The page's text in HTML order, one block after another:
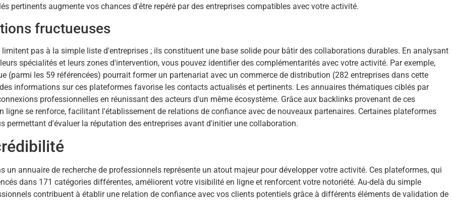
pertinents augmente vos chances d'être repéré par des entreprises compatibles avec votre activité.
fructueuses
pas à la simple liste d'entreprises ; ils constituent une base solide pour bâtir des collaborations durables. En analysant
spécialités et leurs zones d'intervention, vous pouvez identifier des complémentarités avec votre activité. Par exemple,
(parmi les 59 référencées) pourrait former un partenariat avec un commerce de distribution (282 entreprises dans cette
informations sur ces plateformes favorise les contacts actualisés et pertinents. Les annuaires thématiques ciblés par
professionnelles en réunissant des acteurs d'un même écosystème. Grâce aux backlinks provenant de ces
ligne se renforce, facilitant l'établissement de relations de confiance avec de nouveaux partenaires. Certaines plateformes
permettant d'évaluer la réputation des entreprises avant d'initier une collaboration.
un annuaire de recherche de professionnels représente un atout majeur pour développer votre activité. Ces plateformes, qui
dans 171 catégories différentes, améliorent votre visibilité en ligne et renforcent votre notoriété. Au-delà du simple
contribuent à établir une relation de confiance avec vos clients potentiels grâce à différents éléments de validation de